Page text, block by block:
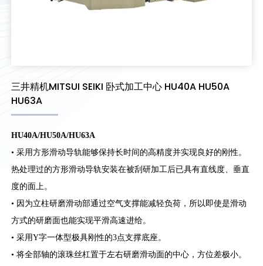
三井精机MITSUI SEIKI 卧式加工中心 HU40A HU50A
HU63A
HU40A/HU50A/HU63A
• 采用方形滑动导轨能够保持长时间的高精度并实现良好的刚性。
热处理过的方形滑动导轨安装在被刮研加工后已具有直线度、垂直
度的面上。
• 因为立柱研磨滑动部通过空气支撑能减轻负荷，所以即使是滑动
方式的研磨面也能实现平滑高速进给。
• 采用Y字一体型极具刚性的3点支撑底座。
• 将全部轴的滚珠丝杠置于左右研磨滑动面的中心，方位差极小。